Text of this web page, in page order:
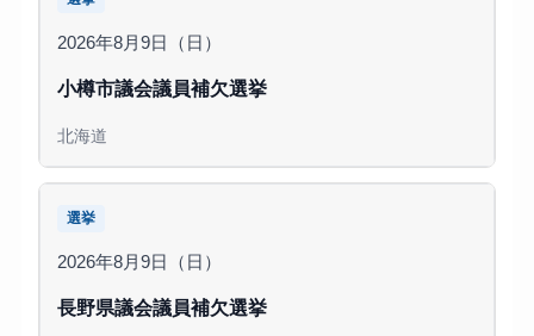
2026年8月9日（日）
小樽市議会議員補欠選挙
北海道
選挙
2026年8月9日（日）
長野県議会議員補欠選挙